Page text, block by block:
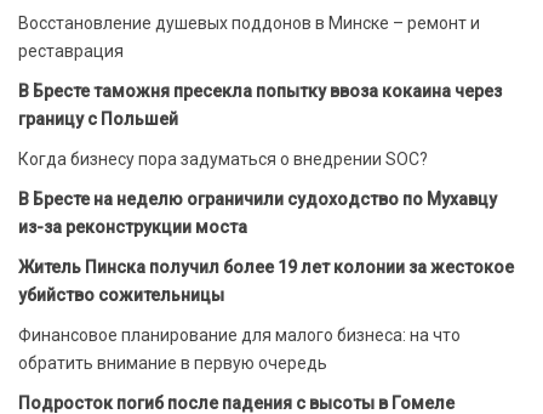
Восстановление душевых поддонов в Минске – ремонт и
реставрация
В Бресте таможня пресекла попытку ввоза кокаина через
границу с Польшей
Когда бизнесу пора задуматься о внедрении SOC?
В Бресте на неделю ограничили судоходство по Мухавцу
из-за реконструкции моста
Житель Пинска получил более 19 лет колонии за жестокое
убийство сожительницы
Финансовое планирование для малого бизнеса: на что
обратить внимание в первую очередь
Подросток погиб после падения с высоты в Гомеле